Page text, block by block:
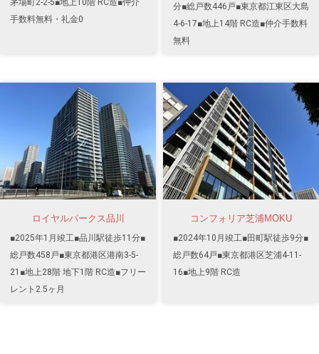
手数料無料・礼金0
分■総戸数446戸■東京都江東区大島
4-6-17■地上14階 RC造■仲介手数料
無料
ロイヤルパークス品川
■2025年1月竣工■品川駅徒歩11分■
総戸数458戸■東京都港区港南3-5-
21■地上28階 地下1階 RC造■フリー
レント2.5ヶ月
コンフォリア芝浦MOKU
■2024年10月竣工■田町駅徒歩9分■
総戸数64戸■東京都港区芝浦4-11-
16■地上9階 RC造